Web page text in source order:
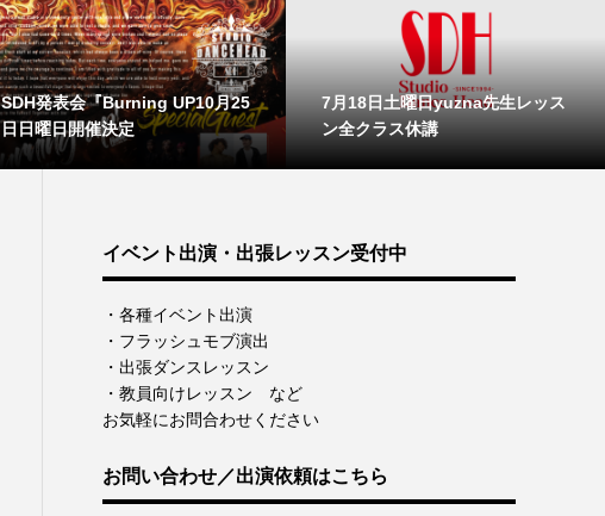
SDH発表会『Burning UP10月25
日日曜日開催決定
7月18日土曜日yuzna先生レッス
ン全クラス休講
イベント出演・出張レッスン受付中
・各種イベント出演
・フラッシュモブ演出
・出張ダンスレッスン
・教員向けレッスン など
お気軽にお問合わせください
お問い合わせ／出演依頼はこちら